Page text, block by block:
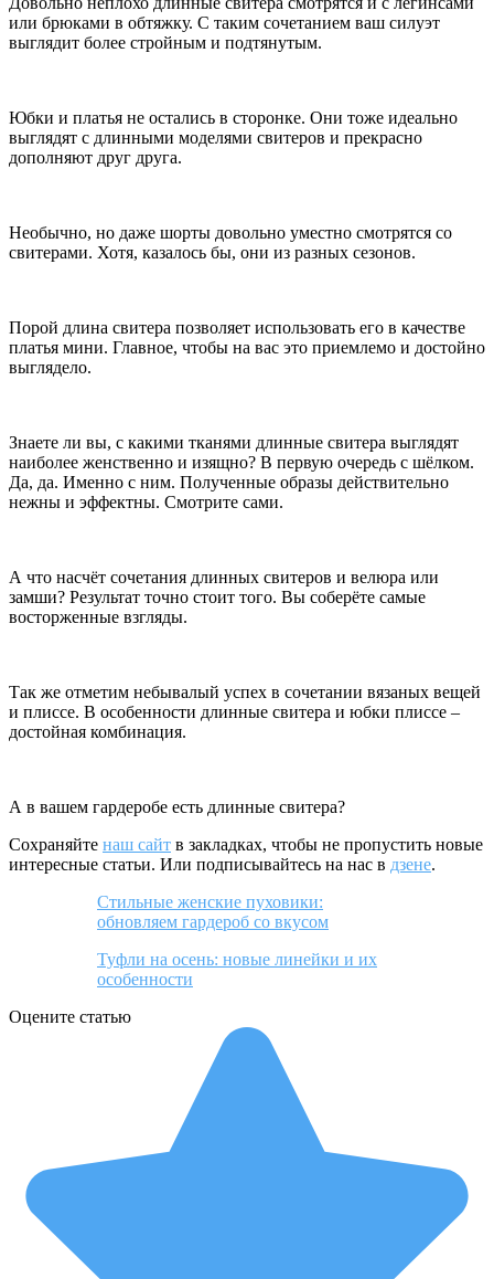
или брюками в обтяжку. С таким сочетанием ваш силуэт
выглядит более стройным и подтянутым.
Юбки и платья не остались в сторонке. Они тоже идеально
выглядят с длинными моделями свитеров и прекрасно
дополняют друг друга.
Необычно, но даже шорты довольно уместно смотрятся со
свитерами. Хотя, казалось бы, они из разных сезонов.
Порой длина свитера позволяет использовать его в качестве
платья мини. Главное, чтобы на вас это приемлемо и достойно
выглядело.
Знаете ли вы, с какими тканями длинные свитера выглядят
наиболее женственно и изящно? В первую очередь с шёлком.
Да, да. Именно с ним. Полученные образы действительно
нежны и эффектны. Смотрите сами.
А что насчёт сочетания длинных свитеров и велюра или
замши? Результат точно стоит того. Вы соберёте самые
восторженные взгляды.
Так же отметим небывалый успех в сочетании вязаных вещей
и плиссе. В особенности длинные свитера и юбки плиссе –
достойная комбинация.
А в вашем гардеробе есть длинные свитера?
Сохраняйте наш сайт в закладках, чтобы не пропустить новые
интересные статьи. Или подписывайтесь на нас в дзене.
Стильные женские пуховики:
обновляем гардероб со вкусом
Туфли на осень: новые линейки и их
особенности
Оцените статью